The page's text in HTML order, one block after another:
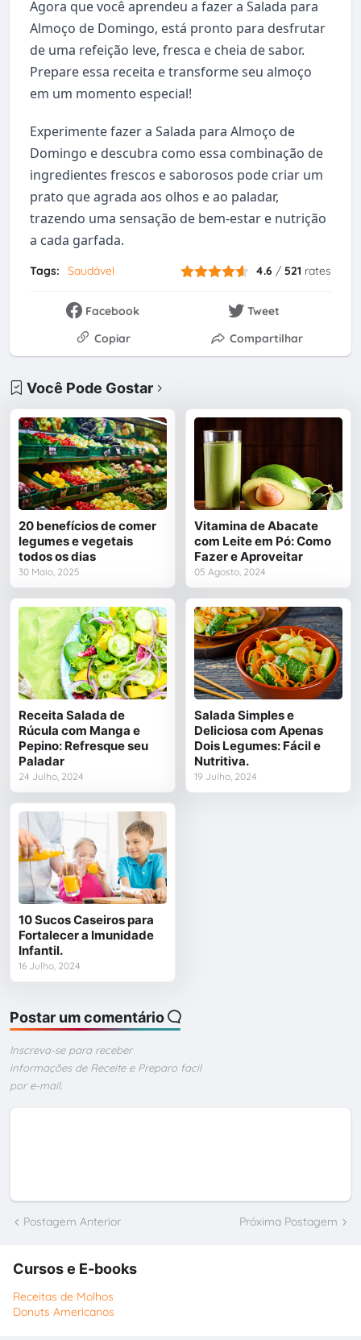
Agora que você aprendeu a fazer a Salada para
Almoço de Domingo, está pronto para desfrutar
de uma refeição leve, fresca e cheia de sabor.
Prepare essa receita e transforme seu almoço
em um momento especial!
Experimente fazer a Salada para Almoço de
Domingo e descubra como essa combinação de
ingredientes frescos e saborosos pode criar um
prato que agrada aos olhos e ao paladar,
trazendo uma sensação de bem-estar e nutrição
a cada garfada.
Tags: Saudável 4.6 /521 rates
Facebook
Tweet
Copiar
Compartilhar
Você Pode Gostar
20 benefícios de comer
legumes e vegetais
todos os dias
30 Maio, 2025
Vitamina de Abacate
com Leite em Pó: Como
Fazer e Aproveitar
05 Agosto, 2024
Receita Salada de
Rúcula com Manga e
Pepino: Refresque seu
Paladar
24 Julho, 2024
Salada Simples e
Deliciosa com Apenas
Dois Legumes: Fácil e
Nutritiva.
19 Julho, 2024
10 Sucos Caseiros para
Fortalecer a Imunidade
Infantil.
16 Julho, 2024
Postar um comentário
Inscreva-se para receber
informações de Receite e Preparo facil
por e-mail.
Postagem Anterior Próxima Postagem
Cursos e E-books
Receitas de Molhos
Donuts Americanos